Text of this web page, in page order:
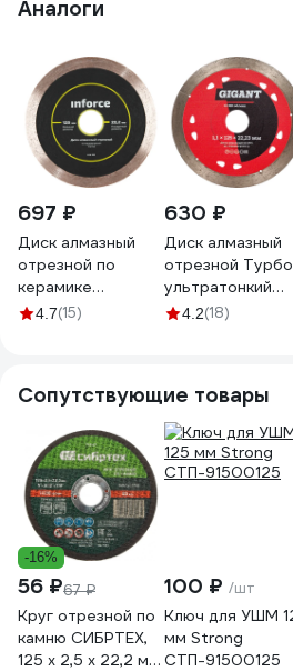
Аналоги
697 ₽
Диск алмазный
отрезной по
керамике
125х22,2х1,6 мм
4.7(15)
630 ₽
Диск алмазный
отрезной Турбо
ультратонкий
(125x22.23х1.1 мм)
4.2(18)
Сопутствующие товары
-16%
56 ₽67 ₽
Круг отрезной по
камню СИБРТЕХ,
125 х 2,5 х 22,2 мм,
100 ₽ /шт
Ключ для УШМ
мм Strong
СТП-91500125